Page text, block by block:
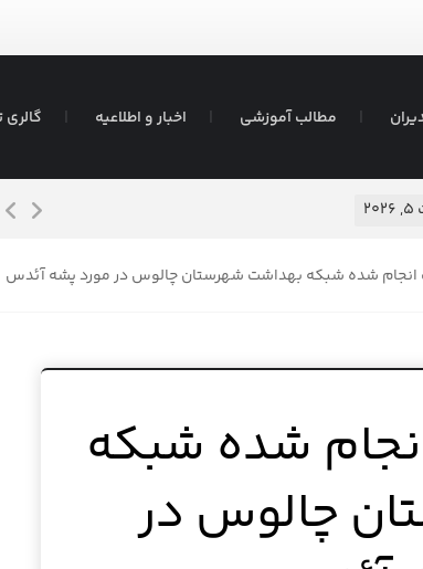
مطالب آموزشی اخبار و اطلاعیه گالری
انجام شده شبکه بهداشت شهرستان چالوس در مورد پشه آئدس
شده شبکه
چالوس در